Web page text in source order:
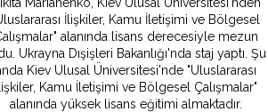
İlişkiler, Kamu İletişimi ve Bölgesel
alanında lisans derecesiyle mezun
Ukrayna Dışişleri Bakanlığı'nda staj yaptı. Şu
Kiev Ulusal Üniversitesi'nde "Uluslararası
Kamu İletişimi ve Bölgesel Çalışmalar"
alanında yüksek lisans eğitimi almaktadır.